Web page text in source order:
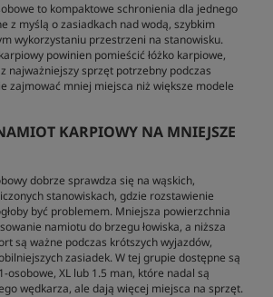
to kompaktowe schronienia dla jednego
z myślą o zasiadkach nad wodą, szybkim
wykorzystaniu przestrzeni na stanowisku.
powinien pomieścić łóżko karpiowe,
najważniejszy sprzęt potrzebny podczas
zajmować mniej miejsca niż większe modele
KARPIOWY NA MNIEJSZE
dobrze sprawdza się na wąskich,
stanowiskach, gdzie rozstawienie
być problemem. Mniejsza powierzchnia
namiotu do brzegu łowiska, a niższa
są ważne podczas krótszych wyjazdów,
zasiadek. W tej grupie dostępne są
osobowe, XL lub 1.5 man, które nadal są
wędkarza, ale dają więcej miejsca na sprzęt.